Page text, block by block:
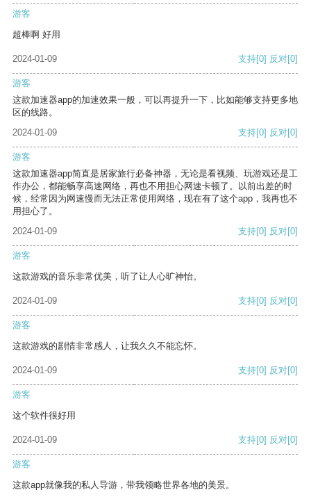
游客
超棒啊 好用
2024-01-09 支持[0] 反对[0]
游客
这款加速器app的加速效果一般，可以再提升一下，比如能够支持更多地
区的线路。
2024-01-09
支持[0] 反对[0]
游客
这款加速器app简直是居家旅行必备神器，无论是看视频、玩游戏还是工
作办公，都能畅享高速网络，再也不用担心网速卡顿了。以前出差的时
候，经常因为网速慢而无法正常使用网络，现在有了这个app，我再也不
用担心了。
2024-01-09
支持[0] 反对[0]
游客
这款游戏的音乐非常优美，听了让人心旷神怡。
2024-01-09 支持[0] 反对[0]
游客
这款游戏的剧情非常感人，让我久久不能忘怀。
2024-01-09 支持[0] 反对[0]
游客
这个软件很好用
2024-01-09 支持[0] 反对[0]
游客
这款app就像我的私人导游，带我领略世界各地的美景。